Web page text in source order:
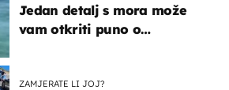
Jedan detalj s mora može
vam otkriti puno o
ZAMJERATE LI JOJ?